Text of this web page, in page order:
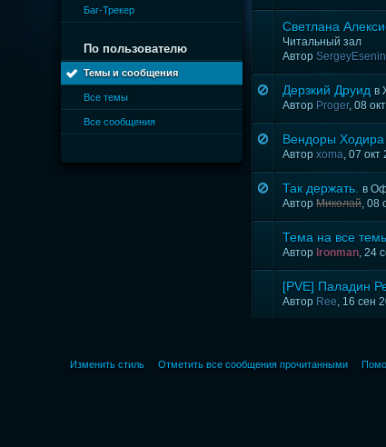
Баг-Трекер
По пользователю
Темы и сообщения
Все темы
Все сообщения
Светлана
Читальный зал
АвторSergeyEsenin
Дерзкий Друид в
Автор Proger, 08
Вендоры Ходира
Авторxoma, 07 окт
Так держать. в
АвторМиколай, 08
Тема на все
Автор lronman, 24
[PVE] Паладин
Автор Ree, 16 сен
Изменить стиль Отметить все сообщения прочитанными